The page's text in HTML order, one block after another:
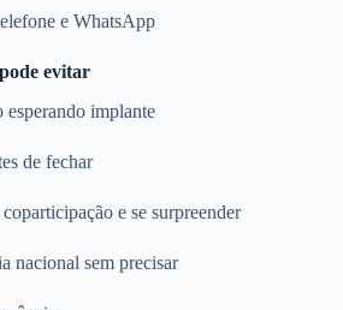
e WhatsApp
evitar
esperando implante
de fechar
e se surpreender
nacional sem precisar